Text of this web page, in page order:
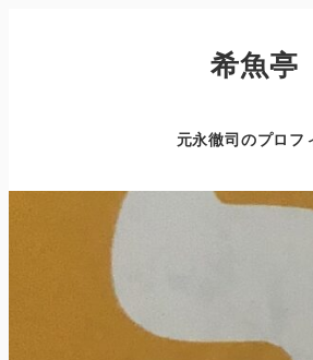
希魚亭
元永徹司のプロフ